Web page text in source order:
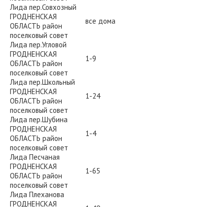
Лида пер.Совхозный
ГРОДНЕНСКАЯ
ОБЛАСТЬ район
поселковый совет
все дома
Лида пер.Угловой
ГРОДНЕНСКАЯ
ОБЛАСТЬ район
поселковый совет
1-9
Лида пер.Школьный
ГРОДНЕНСКАЯ
ОБЛАСТЬ район
поселковый совет
1-24
Лида пер.Шубина
ГРОДНЕНСКАЯ
ОБЛАСТЬ район
поселковый совет
1-4
Лида Песчаная
ГРОДНЕНСКАЯ
ОБЛАСТЬ район
поселковый совет
1-65
Лида Плеханова
ГРОДНЕНСКАЯ